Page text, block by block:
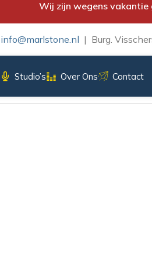
Wij zijn wegens
info@marlstone.nl | Burg.
Studio’s Over Ons Contact